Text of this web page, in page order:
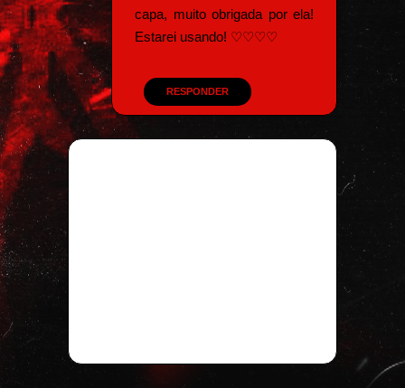
capa, muito obrigada por ela!
Estarei usando! ♡♡♡♡
RESPONDER